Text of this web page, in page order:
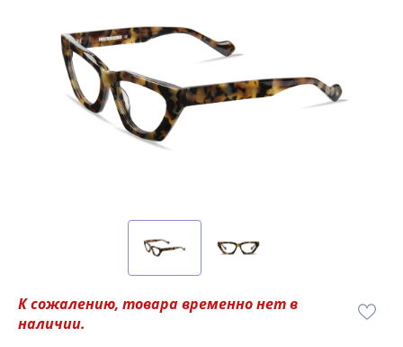
К сожалению, товара временно нет в
наличии.